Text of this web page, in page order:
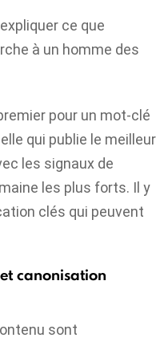
ce que
à un homme des
pour un mot-clé
qui publie le meilleur
les signaux de
les plus forts. Il y
clés qui peuvent
canonisation
sont